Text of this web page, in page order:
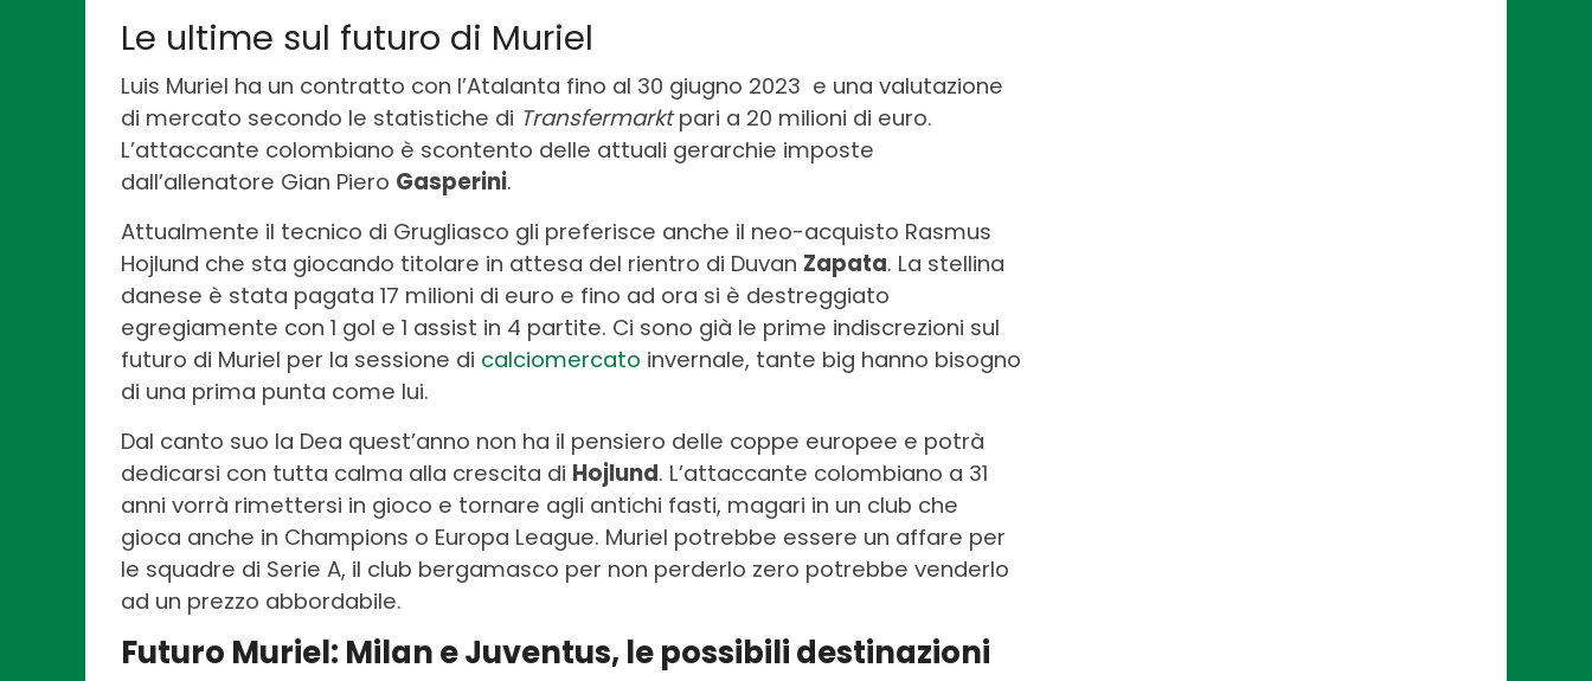
Le ultime sul futuro di Muriel
Luis Muriel ha un contratto con l’Atalanta fino al 30 giugno 2023 e una valutazione
di mercato secondo le statistiche di Transfermarktpari a 20 milioni di euro.
L’attaccante colombiano è scontento delle attuali gerarchie imposte
dall’allenatore Gian Piero Gasperini.
Attualmente il tecnico di Grugliasco gli preferisce anche il neo-acquisto Rasmus
Hojlund che sta giocando titolare in attesa del rientro di Duvan Zapata. La stellina
danese è stata pagata 17 milioni di euro e fino ad ora si è destreggiato
egregiamente con 1 gol e 1 assist in 4 partite. Ci sono già le prime indiscrezioni sul
futuro di Muriel per la sessione di calciomercato invernale, tante big hanno bisogno
di una prima punta come lui.
Dal canto suo la Dea quest’anno non ha il pensiero delle coppe europee e potrà
dedicarsi con tutta calma alla crescita di Hojlund. L’attaccante colombiano a 31
anni vorrà rimettersi in gioco e tornare agli antichi fasti, magari in un club che
gioca anche in Champions o Europa League. Muriel potrebbe essere un affare per
le squadre di Serie A, il club bergamasco per non perderlo zero potrebbe venderlo
ad un prezzo abbordabile.
Futuro Muriel: Milan e Juventus, le possibili destinazioni